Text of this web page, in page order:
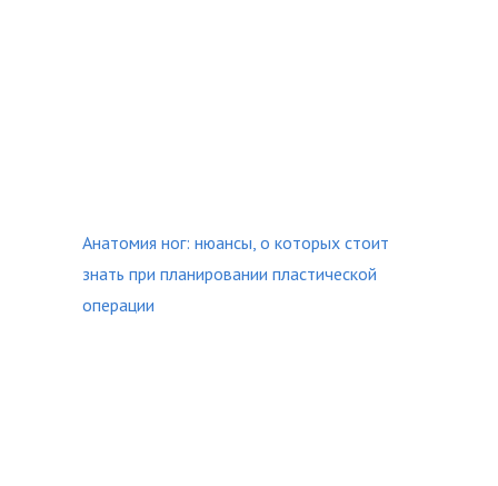
Анатомия ног: нюансы, о которых стоит
знать при планировании пластической
операции